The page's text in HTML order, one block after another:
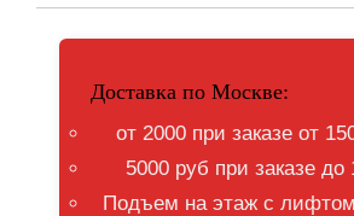
Доставка по Москве:
от 2000 при заказе от
5000 руб при заказе до
Подъем на этаж с